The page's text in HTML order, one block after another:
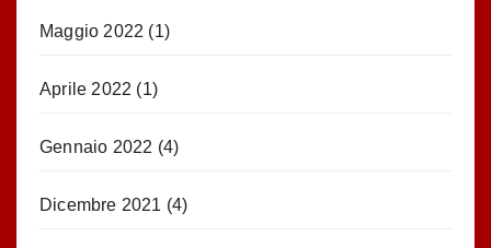
Maggio 2022 (1)
Aprile 2022 (1)
Gennaio 2022 (4)
Dicembre 2021 (4)